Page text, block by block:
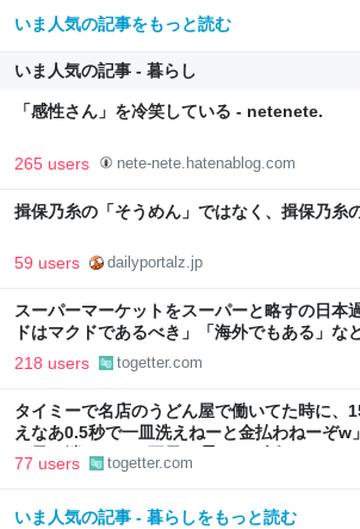
いま人気の記事をもっと読む
いま人気の記事 - 暮らし
「感性さん」を冷笑している - netenete.
265 users nete-nete.hatenablog.com
揖保乃糸の「そうめん」ではなく、揖保乃糸
59 users dailyportalz.jp
スーパーマーケットをスーパーと略すの日本
ドはマクドであるべき」「海外でもある」な
218 users togetter.com
タイミーで名店のうどん屋で働いてた時に、
えなあ0.5秒で一皿洗えねーと金払わねーぞw
よ早く消えろ」と耳元で囁かれた話
77 users togetter.com
いま人気の記事 - 暮らしをもっと読む